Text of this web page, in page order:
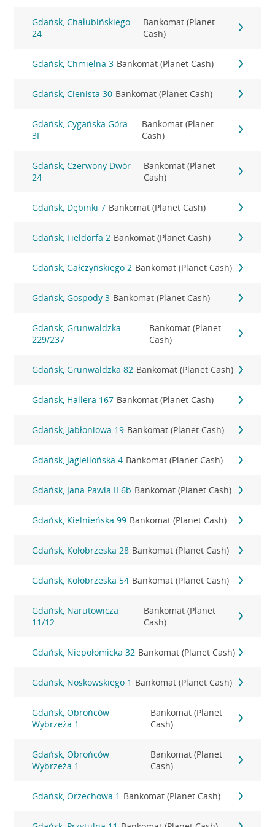
Gdańsk, Chałubińskiego
24
Bankomat (Planet
Cash)
Gdańsk, Chmielna 3 Bankomat (Planet Cash)
Gdańsk, Cienista 30 Bankomat (Planet Cash)
Gdańsk, Cygańska Góra
3F
Bankomat (Planet
Cash)
Gdańsk, Czerwony Dwór
24
Bankomat (Planet
Cash)
Gdańsk, Dębinki 7 Bankomat (Planet Cash)
Gdańsk, Fieldorfa 2 Bankomat (Planet Cash)
Gdańsk, Gałczyńskiego 2 Bankomat (Planet Cash)
Gdańsk, Gospody 3 Bankomat (Planet Cash)
Gdańsk, Grunwaldzka
229/237
Bankomat (Planet
Cash)
Gdańsk, Grunwaldzka 82 Bankomat (Planet Cash)
Gdańsk, Hallera 167 Bankomat (Planet Cash)
Gdańsk, Jabłoniowa 19 Bankomat (Planet Cash)
Gdańsk, Jagiellońska 4 Bankomat (Planet Cash)
Gdańsk, Jana Pawła II 6b Bankomat (Planet Cash)
Gdańsk, Kielnieńska 99 Bankomat (Planet Cash)
Gdańsk, Kołobrzeska 28 Bankomat (Planet Cash)
Gdańsk, Kołobrzeska 54 Bankomat (Planet Cash)
Gdańsk, Narutowicza
11/12
Bankomat (Planet
Cash)
Gdańsk, Niepołomicka 32 Bankomat (Planet Cash)
Gdańsk, Noskowskiego 1 Bankomat (Planet Cash)
Gdańsk, Obrońców
Wybrzeża 1
Bankomat (Planet
Cash)
Gdańsk, Obrońców
Wybrzeża 1
Bankomat (Planet
Cash)
Gdańsk, Orzechowa 1 Bankomat (Planet Cash)